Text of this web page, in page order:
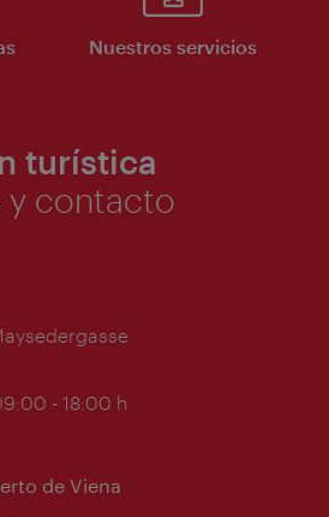
Nuestros servicios
turística
y contacto
- 18:00 h
de Viena